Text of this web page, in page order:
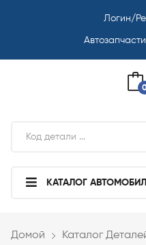
Логин/
0
КАТАЛОГ
Домой Каталог